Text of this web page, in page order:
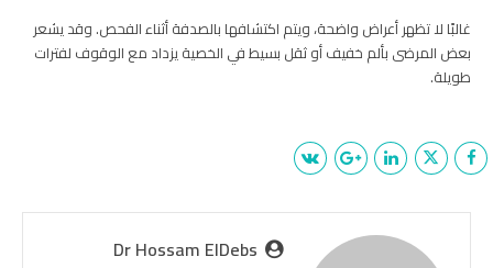
غالبًا لا تظهر أعراض واضحة، ويتم اكتشافها بالصدفة أثناء الفحص. وقد يشعر
بعض المرضى بألم خفيف أو ثقل بسيط في الخصية يزداد مع الوقوف لفترات
طويلة.
Dr Hossam ElDebs